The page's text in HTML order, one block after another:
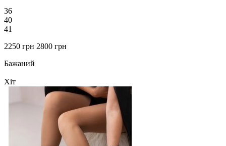
36
40
41
2250 грн 2800 грн
Бажаний
Хіт